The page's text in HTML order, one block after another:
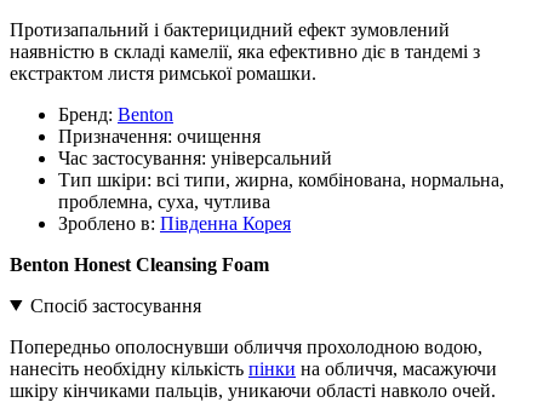
Протизапальний і бактерицидний ефект зумовлений
наявністю в складі камелії, яка ефективно діє в тандемі з
екстрактом листя римської ромашки.
Бренд: Benton
Призначення: очищення
Час застосування: універсальний
Тип шкіри: всі типи, жирна, комбінована, нормальна,
проблемна, суха, чутлива
Зроблено в: Південна Корея
Benton Honest Cleansing Foam
Спосіб застосування
Попередньо ополоснувши обличчя прохолодною водою,
нанесіть необхідну кількість пінки на обличчя, масажуючи
шкіру кінчиками пальців, уникаючи області навколо очей.